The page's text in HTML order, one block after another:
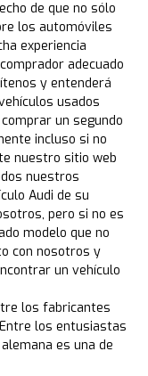
de que no sólo
los automóviles
experiencia
adecuado
y entenderá
usados
un segundo
incluso si no
nuestro sitio web
nuestros
Audi de su
pero si no es
modelo que no
con nosotros y
un vehículo
los fabricantes
los entusiastas
es una de